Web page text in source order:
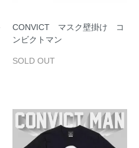
CONVICT マスク壁掛け コ
ンビクトマン
SOLD OUT